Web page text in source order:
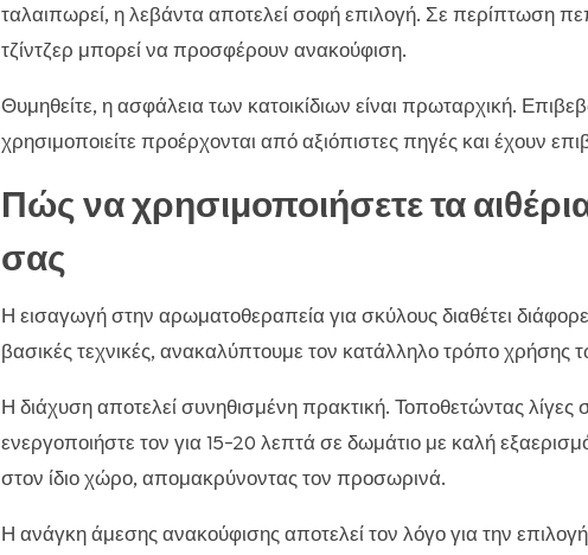
ταλαιπωρεί, η λεβάντα αποτελεί σοφή επιλογή. Σε περίπτωση
τζίντζερ μπορεί να προσφέρουν ανακούφιση.
Θυμηθείτε, η ασφάλεια των κατοικίδιων είναι πρωταρχική.
χρησιμοποιείτε προέρχονται από αξιόπιστες πηγές και έχουν
Πώς να χρησιμοποιήσετε τα
σας
Η εισαγωγή στην αρωματοθεραπεία για σκύλους διαθέτει
βασικές τεχνικές, ανακαλύπτουμε τον κατάλληλο τρόπο χρήσης
Η διάχυση αποτελεί συνηθισμένη πρακτική. Τοποθετώντας λίγες
ενεργοποιήστε τον για 15-20 λεπτά σε δωμάτιο με καλή
στον ίδιο χώρο, απομακρύνοντας τον προσωρινά.
Η ανάγκη άμεσης ανακούφισης αποτελεί τον λόγο για την